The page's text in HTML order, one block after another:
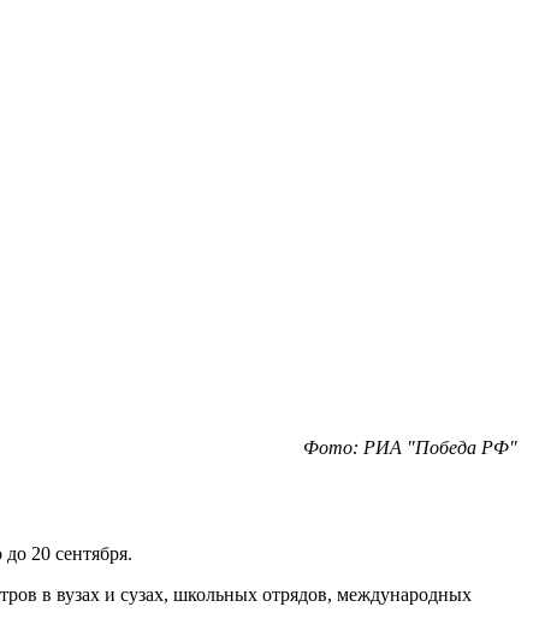
Фото: РИА "Победа РФ"
20 сентября.
в вузах и сузах, школьных отрядов, международных